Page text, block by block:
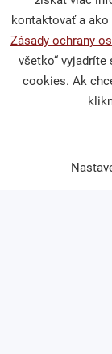
Publikácie a
Výskumy a
Darcovská výzva
kontaktovať a
Zásady ochrany
všetko“
cookies. Ak